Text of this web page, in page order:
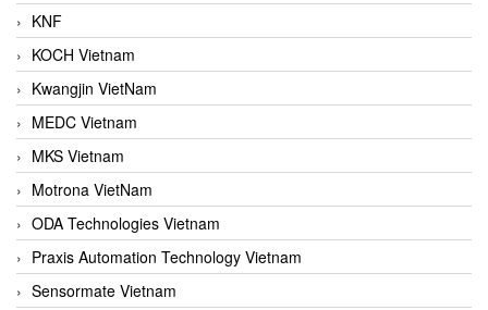
KNF
KOCH Vietnam
Kwangjin VietNam
MEDC Vietnam
MKS Vietnam
Motrona VietNam
ODA Technologies Vietnam
Praxis Automation Technology Vietnam
Sensormate Vietnam